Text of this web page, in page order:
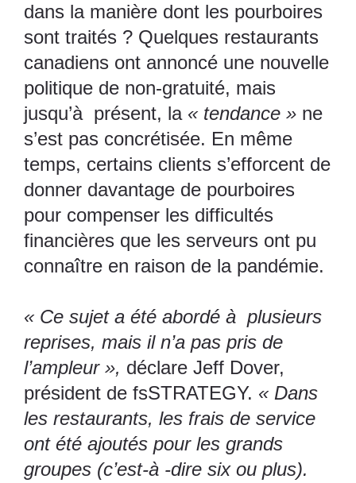
dans la manière dont les pourboires
sont traités ? Quelques restaurants
canadiens ont annoncé une nouvelle
politique de non-gratuité, mais
jusqu’à présent, la « tendance » ne
s’est pas concrétisée. En même
temps, certains clients s’efforcent de
donner davantage de pourboires
pour compenser les difficultés
financières que les serveurs ont pu
connaître en raison de la pandémie.
« Ce sujet a été abordé à plusieurs
reprises, mais il n’a pas pris de
l’ampleur », déclare Jeff Dover,
président de fsSTRATEGY. « Dans
les restaurants, les frais de service
ont été ajoutés pour les grands
groupes (c’est-à -dire six ou plus).